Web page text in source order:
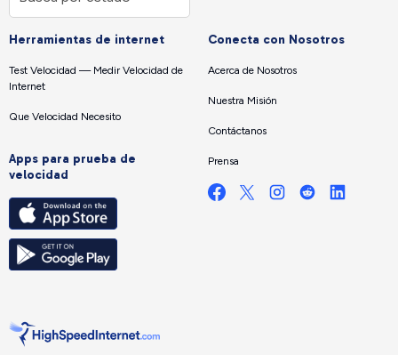
Herramientas de internet
Test Velocidad — Medir Velocidad de
Internet
Que Velocidad Necesito
Apps para prueba de
velocidad
Conecta con Nosotros
Acerca de Nosotros
Nuestra Misión
Contáctanos
Prensa